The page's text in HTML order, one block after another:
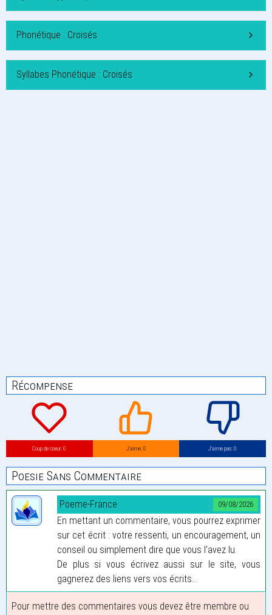
Phonétique : Croisés
Syllabes Phonétique : Croisés
Récompense
Coup de coeur: 0 J’aime: 0 J’aime pas: 0
Poesie Sans Commentaire
09/08/2026
Poeme-France
En mettant un commentaire, vous pourrez exprimer
sur cet écrit : votre ressenti, un encouragement, un
conseil ou simplement dire que vous l'avez lu.
De plus si vous écrivez aussi sur le site, vous
gagnerez des liens vers vos écrits...
Pour mettre des commentaires vous devez être membre ou